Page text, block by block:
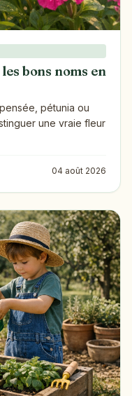
bons noms en
pétunia ou
une vraie fleur
04 août 2026